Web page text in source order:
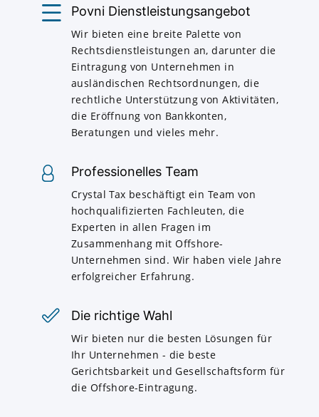
Povni Dienstleistungsangebot
Wir bieten eine breite Palette von
Rechtsdienstleistungen an, darunter die
Eintragung von Unternehmen in
ausländischen Rechtsordnungen, die
rechtliche Unterstützung von Aktivitäten,
die Eröffnung von Bankkonten,
Beratungen und vieles mehr.
Professionelles Team
Crystal Tax beschäftigt ein Team von
hochqualifizierten Fachleuten, die
Experten in allen Fragen im
Zusammenhang mit Offshore-
Unternehmen sind. Wir haben viele Jahre
erfolgreicher Erfahrung.
Die richtige Wahl
Wir bieten nur die besten Lösungen für
Ihr Unternehmen - die beste
Gerichtsbarkeit und Gesellschaftsform für
die Offshore-Eintragung.